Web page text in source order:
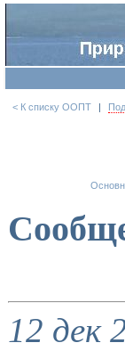
< К списку ООПТ |
12 дек